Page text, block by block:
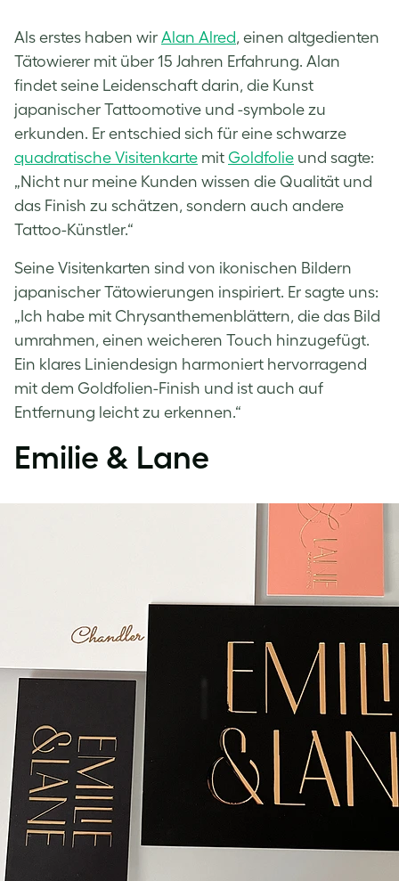
Als erstes haben wir Alan Alred, einen altgedienten
Tätowierer mit über 15 Jahren Erfahrung. Alan
findet seine Leidenschaft darin, die Kunst
japanischer Tattoomotive und -symbole zu
erkunden. Er entschied sich für eine schwarze
quadratische Visitenkarte mit Goldfolie und sagte:
„Nicht nur meine Kunden wissen die Qualität und
das Finish zu schätzen, sondern auch andere
Tattoo-Künstler.“
Seine Visitenkarten sind von ikonischen Bildern
japanischer Tätowierungen inspiriert. Er sagte uns:
„Ich habe mit Chrysanthemenblättern, die das Bild
umrahmen, einen weicheren Touch hinzugefügt.
Ein klares Liniendesign harmoniert hervorragend
mit dem Goldfolien-Finish und ist auch auf
Entfernung leicht zu erkennen.“
Emilie & Lane